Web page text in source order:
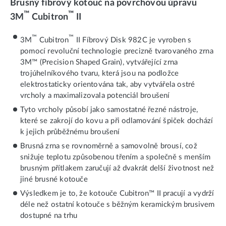
Brusný fíbrový kotouč na povrchovou úpravu
3M ™ Cubitron™
3M™ Cubitron™ II Fíbrový Disk 982C je vyroben s
pomocí revoluční technologie precizně tvarovaného zrna
3M™ (Precision Shaped Grain), vytvářející zrna
trojúhelníkového tvaru, která jsou na podložce
elektrostaticky orientována tak, aby vytvářela ostré
vrcholy a maximalizovala potenciál broušení
Tyto vrcholy působí jako samostatné řezné nástroje,
které se zakrojí do kovu a při odlamování špiček dochází
k jejich průběžnému broušení
Brusná zrna se rovnoměrně a samovolně brousí, což
snižuje teplotu způsobenou třením a společně s menším
brusným přítlakem zaručují až dvakrát delší životnost než
jiné brusné kotouče
Výsledkem je to, že kotouče Cubitron™ II pracují a vydrží
déle než ostatní kotouče s běžným keramickým brusivem
dostupné na trhu